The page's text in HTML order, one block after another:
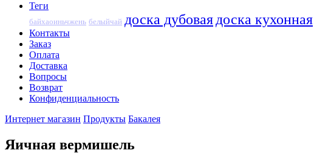
Теги
байхаоиньчжень белыйчай доска дубовая доска кухонная
Контакты
Заказ
Оплата
Доставка
Вопросы
Возврат
Конфиденциальность
Интернет магазин Продукты Бакалея
Яичная вермишель